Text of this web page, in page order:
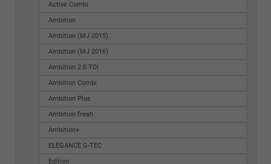
Active Combi
Ambition
Ambition (MJ 2015)
Ambition (MJ 2016)
Ambition 2.0 TDI
Ambition Combi
Ambition Plus
Ambition fresh
Ambition+
ELEGANCE G-TEC
Edition